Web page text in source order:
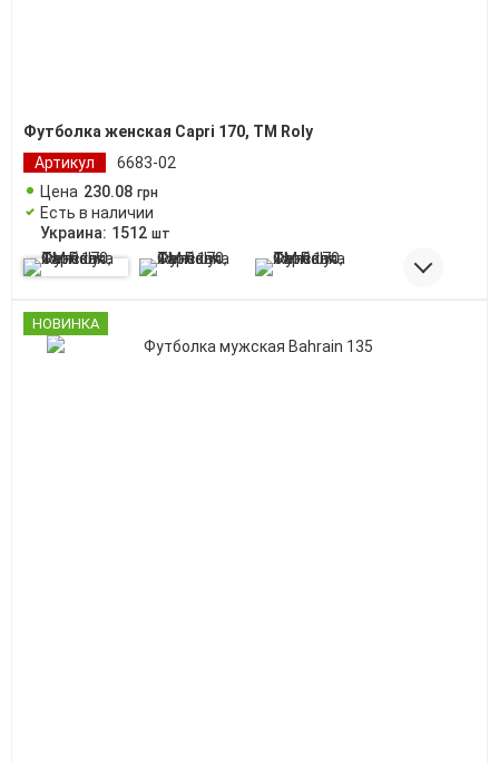
Футболка женская Capri 170, ТМ Roly
Артикул
6683-02
Цена 230.08 грн
Есть в наличии
Украина: 1512 шт
НОВИНКА